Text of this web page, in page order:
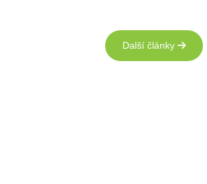
Další články